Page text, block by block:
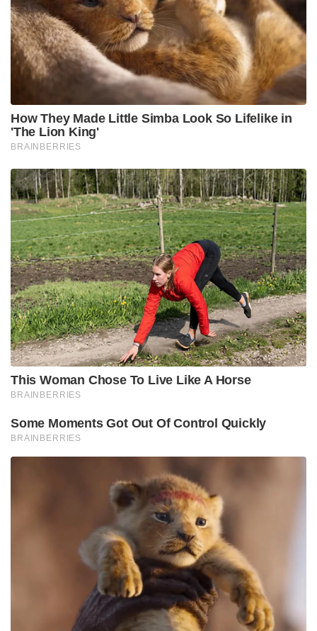
കഴിഞ്ഞ 18 മാസത്തോളമായി സൂര്യകുമാർ യാദവ്
ഫോമിലല്ല എന്നത് അദ്ദേഹത്തിന് തിരിച്ചടിയായി.
ഐ.പി.എല്ലിലും റൺസ് കണ്ടെത്താൻ താരം
ബുദ്ധിമുട്ടിയിരുന്നു. നായകസ്ഥാനത്തുനിന്ന്
മാറ്റിയാൽ, ഫോമിലല്ലാത്ത സൂര്യകുമാർ യാദവ്
വെറുമൊരു കളിക്കാരനായി മാത്രം ടീമിൽ തുടരാൻ
സാധ്യത കുറവാണെന്നാണ് ബി.സി.സി.ഐ
വൃത്തങ്ങൾ നൽകുന്ന സൂചന.
അയർലൻഡ്, ഇംഗ്ലണ്ട് പര്യടനത്തിനുള്ള ഇന്ത്യൻ
ടീമിനെ തിരഞ്ഞെടുക്കുന്നതിന് മുൻപായി തന്നെ
ബി.സി.സി.ഐ ഉന്നതാധികാര സമിതിയെ തങ്ങളുടെ
നിലപാട് അറിയിക്കും. സെലക്ഷൻ കമ്മിറ്റിയും മുഖ്യ
പരിശീലകൻ ഗൗതം ഗംഭീറും ഒരേ നിലപാടിലാണോ
എന്ന കാര്യം ബി.സി.സി.ഐ സെക്രട്ടറി ദേവാജിത്
സക്കിയ സമിതിയെ ബോധ്യപ്പെടുത്തും. ഒരു പുതിയ
ക്യാപ്റ്റനെ കണ്ടെത്തുക എന്നത് ബി.സി.സി.ഐ-യെ
സംബന്ധിച്ചിടത്തോളം നിലവിൽ വളരെ
ബുദ്ധിമുട്ടേറിയ കാര്യമാണെന്നും റിപ്പോർട്ടുകൾ
വ്യക്തമാക്കുന്നു.
Tags: bcci sanju samson gautham gambhir